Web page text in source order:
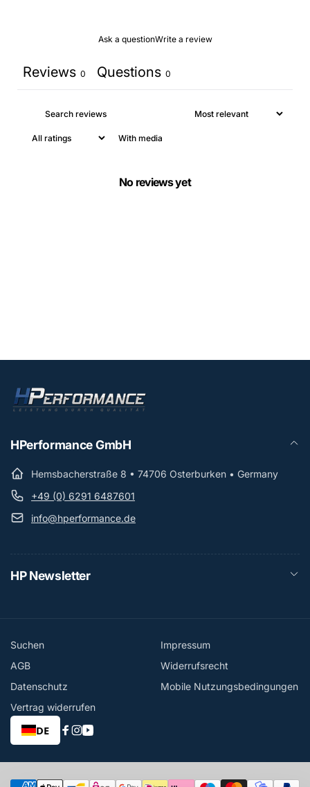
Ask a questionWrite a review
Reviews 0 Questions 0
With media
No reviews yet
HPerformance GmbH
Hemsbacherstraße 8 • 74706 Osterburken • Germany
+49 (0) 6291 6487601
info@hperformance.de
HP Newsletter
Suchen
Impressum
AGB
Widerrufsrecht
Datenschutz
Mobile Nutzungsbedingungen
Vertrag widerrufen
DE
Facebook
Instagram
YouTube